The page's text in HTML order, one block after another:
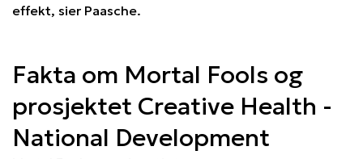
effekt, sier Paasche.
Fakta om Mortal Fools og
prosjektet Creative Health -
National Development